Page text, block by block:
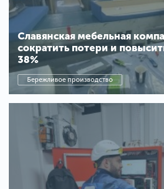
Славянская мебельная
сократить потери и
38%
Бережливое производство